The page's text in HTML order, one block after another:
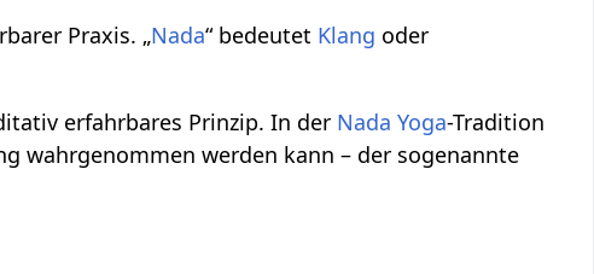
Praxis. „Nada“ bedeutet Klang oder
erfahrbares Prinzip. In der Nada Yoga-Tradition
wahrgenommen werden kann – der sogenannte